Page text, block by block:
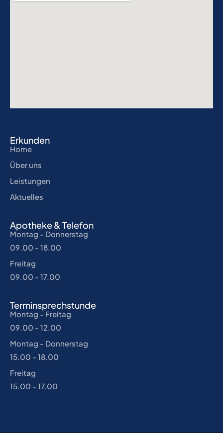
Erkunden
Home
Über uns
Leistungen
Aktuelles
Apotheke & Telefon
Montag - Donnerstag
09.00 - 18.00
Freitag
09.00 - 17.00
Terminsprechstunde
Montag - Freitag
09.00 - 12.00
Montag - Donnerstag
15.00 - 18.00
Freitag
15.00 - 17.00